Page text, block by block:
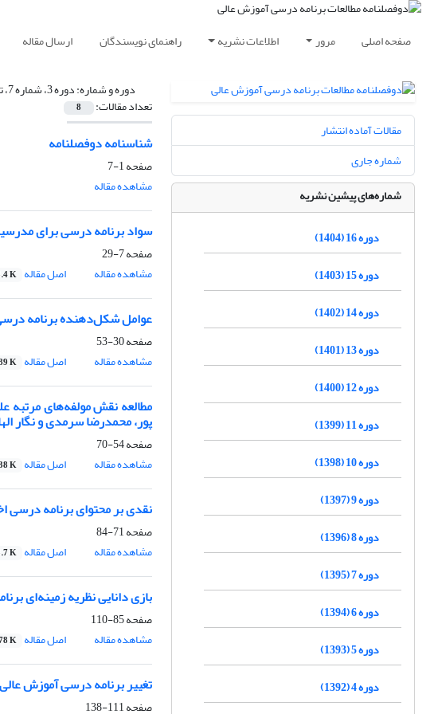
صفحه اصلی مرور اطلاعات نشریه راهنمای نویسندگان ارسال مقاله
دوره و شماره:دوره 3، شماره 7، تیر 1392، صفحه 1-161
تعداد مقالات: 8
شناسنامه دوفصلنامه
صفحه1-7
مشاهده مقاله
سواد برنامه درسی برای
صفحه7-29
مشاهده مقاله
اصل مقاله K
عوامل شکل‌دهنده برنامه‌
صفحه30-53
مشاهده مقاله
اصل مقاله K
مطالعه نقش مولفه‌های
پور، محمدرضا سرمدی و نگار
صفحه54-70
مشاهده مقاله
اصل مقاله K
نقدی بر محتوای برنامه
صفحه71-84
مشاهده مقاله
اصل مقاله K
بازی دانایی نظریه زمینه‌ای
صفحه85-110
مشاهده مقاله
اصل مقاله K
تغییر برنامه درسی آموزش
صفحه111-138
مقالات آماده انتشار
شماره جاری
شماره‌های پیشین نشریه
دوره 16 (1404)
دوره 15 (1403)
دوره 14 (1402)
دوره 13 (1401)
دوره 12 (1400)
دوره 11 (1399)
دوره 10 (1398)
دوره 9 (1397)
دوره 8 (1396)
دوره 7 (1395)
دوره 6 (1394)
دوره 5 (1393)
دوره 4 (1392)